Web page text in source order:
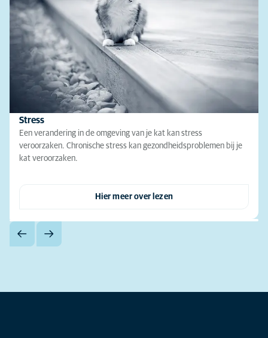
Stress
Een verandering in de omgeving van je kat kan stress
veroorzaken. Chronische stress kan gezondheidsproblemen bij je
kat veroorzaken.
Hier meer over lezen